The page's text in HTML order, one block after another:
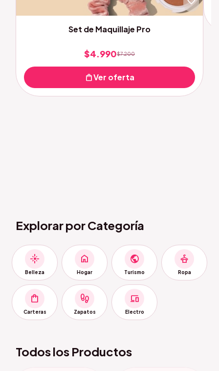
Set de Maquillaje Pro
$4.990$7.200
shopping_bagVer oferta
Explorar por Categoría
flare
Belleza
home
Hogar
public
Turismo
styler
Ropa
shopping_bag
Carteras
footprint
Zapatos
devices
Electro
Todos los Productos